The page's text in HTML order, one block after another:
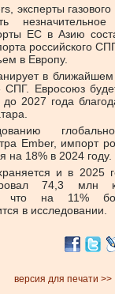
эксперты газового
незначительное
ЕС в Азию
российского
в Европу.
в
СПГ. Евросоюз
до 2027 года
Ember, импорт
на 18% в 2024 году.
и в
74,3 млн
что на 11%
в исследовании.
версия для печати >>